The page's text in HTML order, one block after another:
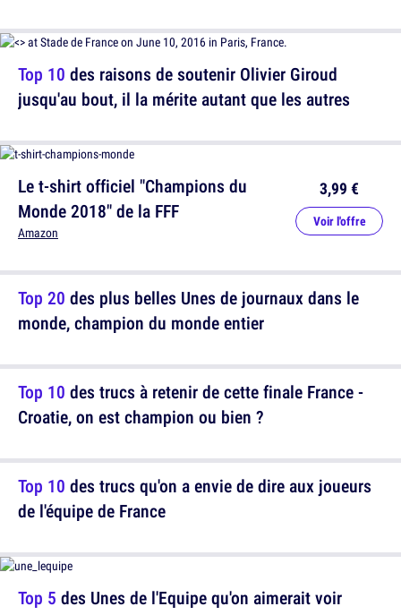
Le t-shirt officiel "Champions du
Monde 2018" de la FFF
Amazon
3,99 €
Voir l'offre
Top 10 des trucs à retenir de cette finale France -
Croatie, on est champion ou bien ?
Top 5 des Unes de l'Equipe qu'on aimerait voir
Top 10 des raisons de soutenir Olivier Giroud
jusqu'au bout, il la mérite autant que les autres
Top 20 des plus belles Unes de journaux dans le
monde, champion du monde entier
Top 10 des trucs qu'on a envie de dire aux joueurs
de l'équipe de France